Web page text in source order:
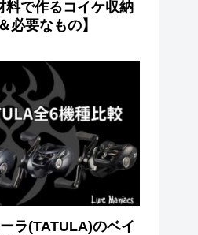
料で作るコイケ収納
必要なもの】
ラ(TATULA)のベイ